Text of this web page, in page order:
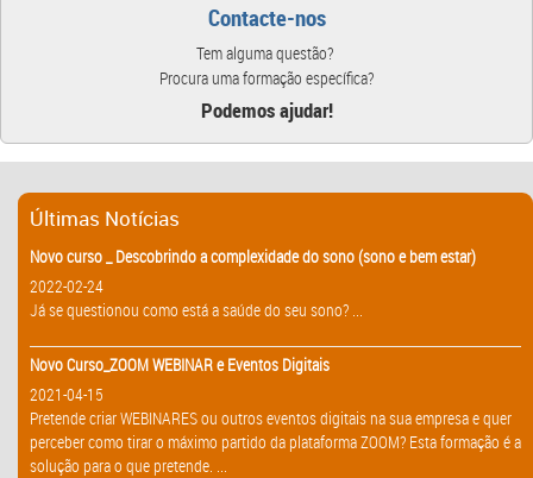
Contacte-nos
Tem alguma questão?
Procura uma formação específica?
Podemos ajudar!
Últimas Notícias
Novo curso _ Descobrindo a complexidade do sono (sono e bem estar)
2022-02-24
Já se questionou como está a saúde do seu sono? ...
Novo Curso_ZOOM WEBINAR e Eventos Digitais
2021-04-15
Pretende criar WEBINARES ou outros eventos digitais na sua empresa e quer
perceber como tirar o máximo partido da plataforma ZOOM? Esta formação é a
solução para o que pretende. ...